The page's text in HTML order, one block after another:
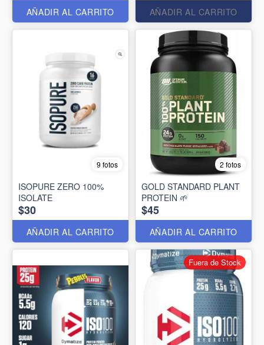
AÑADIR AL CARRITO
AÑADIR AL CARRITO
9 fotos
ISOPURE ZERO 100%
ISOLATE
$30
AÑADIR AL CARRITO
2 fotos
GOLD STANDARD PLANT
PROTEIN 🌱
$45
AÑADIR AL CARRITO
Fuera de Stock